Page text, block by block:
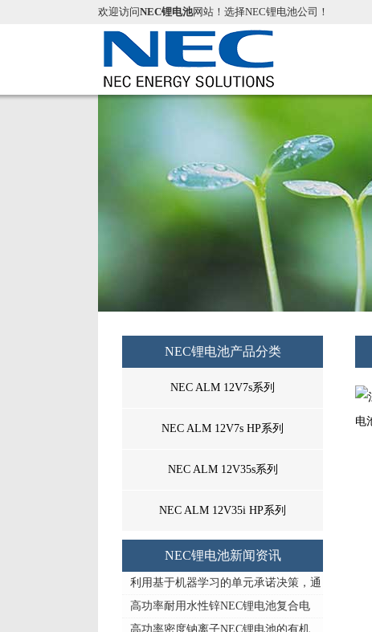
欢迎访问NEC锂电池网站！选择NEC锂电池公司！
NEC锂电池产品分类
NEC ALM 12V7s系列
NEC ALM 12V7s HP系列
NEC ALM 12V35s系列
NEC ALM 12V35i HP系列
NEC锂电池新闻资讯
利用基于机器学习的单元承诺决策，通
高功率耐用水性锌NEC锂电池复合电
高功率密度钠离子NEC锂电池的有机